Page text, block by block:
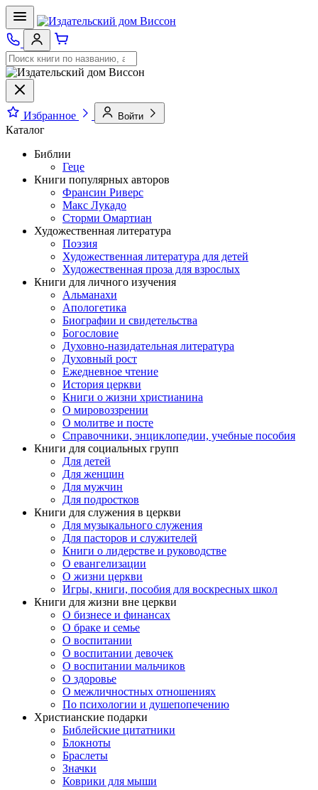
Избранное Войти
Каталог
Библии
Геце
Книги популярных авторов
Франсин Риверс
Макс Лукадо
Сторми Омартиан
Художественная литература
Поэзия
Художественная литература для детей
Художественная проза для взрослых
Книги для личного изучения
Альманахи
Апологетика
Биографии и свидетельства
Богословие
Духовно-назидательная литература
Духовный рост
Ежедневное чтение
История церкви
Книги о жизни христианина
О мировоззрении
О молитве и посте
Справочники, энциклопедии, учебные пособия
Книги для социальных групп
Для детей
Для женщин
Для мужчин
Для подростков
Книги для служения в церкви
Для музыкального служения
Для пасторов и служителей
Книги о лидерстве и руководстве
О евангелизации
О жизни церкви
Игры, книги, пособия для воскресных школ
Книги для жизни вне церкви
О бизнесе и финансах
О браке и семье
О воспитании
О воспитании девочек
О воспитании мальчиков
О здоровье
О межличностных отношениях
По психологии и душепопечению
Христианские подарки
Библейские цитатники
Блокноты
Браслеты
Значки
Коврики для мыши